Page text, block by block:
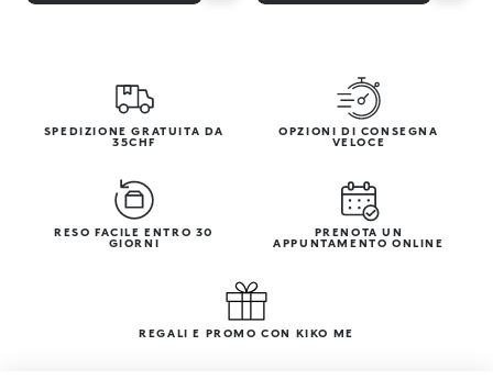
SPEDIZIONE GRATUITA DA
35CHF
OPZIONI DI CONSEGNA
VELOCE
RESO FACILE ENTRO 30
GIORNI
PRENOTA UN
APPUNTAMENTO ONLINE
REGALI E PROMO CON KIKO ME